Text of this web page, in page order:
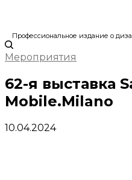
Профессиональное издание о
Мероприятия
62-я выставка
Mobile.Milano
10.04.2024